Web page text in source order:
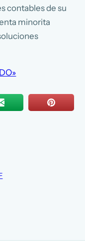
contables de su
minorita